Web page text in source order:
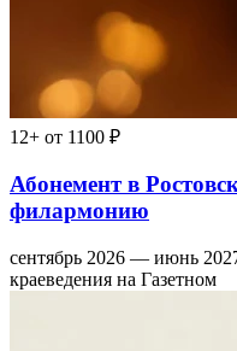
12+ от 1100 ₽
Абонемент в
филармонию
сентябрь 2026 — июнь
краеведения на Газетном